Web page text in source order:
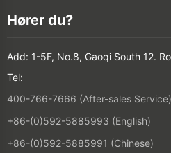
Hører du?
Add: 1-5F, No.8, Gaoqi South 12.
Tel:
400-766-7666 (After-sales Service)
+86-(0)592-5885993 (English)
+86-(0)592-5885991 (Chinese)